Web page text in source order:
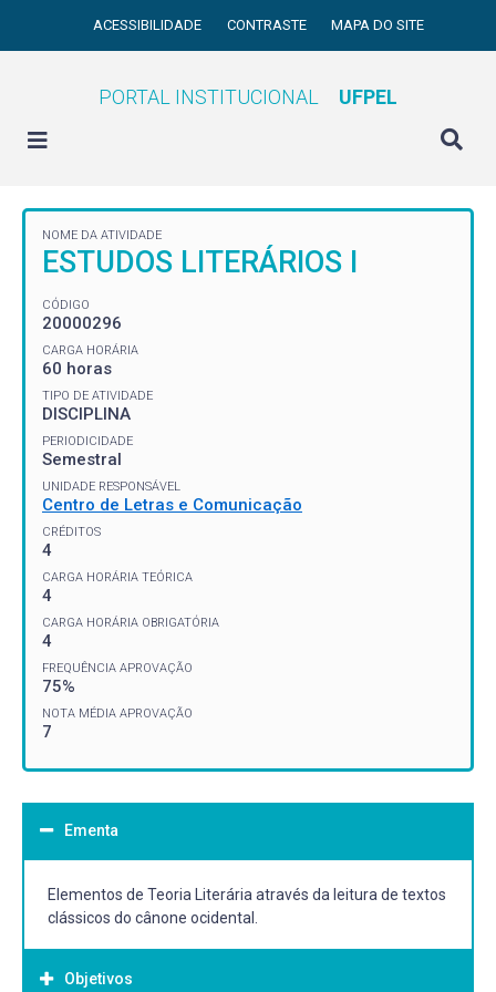
ACESSIBILIDADE CONTRASTE MAPA DO SITE
PORTAL INSTITUCIONAL UFPEL
NOME DA ATIVIDADE
ESTUDOS LITERÁRIOS I
CÓDIGO
20000296
CARGA HORÁRIA
60 horas
TIPO DE ATIVIDADE
DISCIPLINA
PERIODICIDADE
Semestral
UNIDADE RESPONSÁVEL
Centro de Letras e Comunicação
CRÉDITOS
4
CARGA HORÁRIA TEÓRICA
4
CARGA HORÁRIA OBRIGATÓRIA
4
FREQUÊNCIA APROVAÇÃO
75%
NOTA MÉDIA APROVAÇÃO
7
Ementa
Elementos de Teoria Literária através da leitura de textos
clássicos do cânone ocidental.
Objetivos